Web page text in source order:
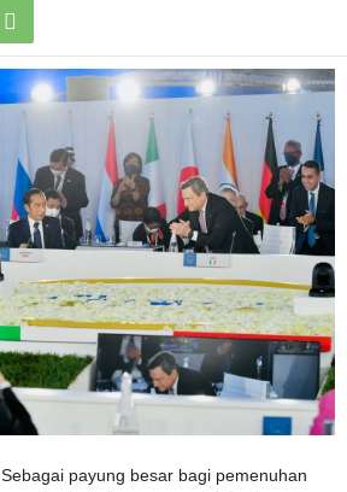
Sebagai payung besar bagi pemenuhan